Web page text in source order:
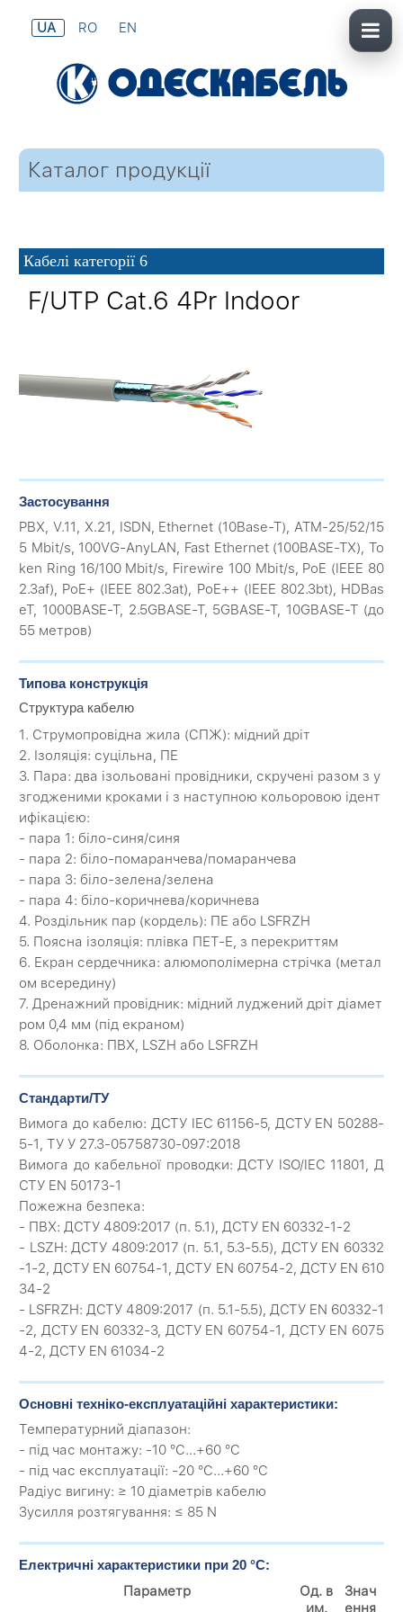
UA RO EN
Каталог продукції
Кабелі категорії 6
F/UTP Cat.6 4Pr Indoor
Застосування
PBX, V.11, X.21, ISDN, Ethernet (10Base-T), ATM-25/52/15
5 Mbit/s, 100VG-AnyLAN, Fast Ethernet (100BASE-TX), To
ken Ring 16/100 Mbit/s, Firewire 100 Mbit/s, PoE (IEEE 80
2.3af), PoE+ (IEEE 802.3at), PoE++ (IEEE 802.3bt), HDBas
eT, 1000BASE-T, 2.5GBASE-T, 5GBASE-T, 10GBASE-T (до
55 метров)
Типова конструкція
Структура кабелю
1. Струмопровідна жила (CПЖ): мідний дріт
2. Ізоляція: суцільна, ПЕ
3. Пара: два ізольовані провідники, скручені разом з у
згодженими кроками і з наступною кольоровою ідент
ифікацією:
- пара 1: біло-синя/синя
- пара 2: біло-помаранчева/помаранчева
- пара 3: біло-зелена/зелена
- пара 4: біло-коричнева/коричнева
4. Роздільник пар (кордель): ПЕ або LSFRZH
5. Поясна ізоляція: плівка ПЕТ-Е, з перекриттям
6. Екран сердечника: алюмополімерна стрічка (метал
ом всередину)
7. Дренажний провідник: мідний луджений дріт діамет
ром 0,4 мм (під екраном)
8. Оболонка: ПВХ, LSZH або LSFRZH
Стандарти/ТУ
Вимога до кабелю: ДСТУ IEC 61156-5, ДСТУ EN 50288-
5-1, ТУ У 27.3-05758730-097:2018
Вимога до кабельної проводки: ДСТУ ISO/IEC 11801, Д
СТУ EN 50173-1
Пожежна безпека:
- ПВХ: ДСТУ 4809:2017 (п. 5.1), ДСТУ EN 60332-1-2
- LSZH: ДСТУ 4809:2017 (п. 5.1, 5.3-5.5), ДСТУ EN 60332
-1-2, ДСТУ EN 60754-1, ДСТУ EN 60754-2, ДСТУ EN 610
34-2
- LSFRZH: ДСТУ 4809:2017 (п. 5.1-5.5), ДСТУ EN 60332-1
-2, ДСТУ EN 60332-3, ДСТУ EN 60754-1, ДСТУ EN 6075
4-2, ДСТУ EN 61034-2
Основні техніко-експлуатаційні характеристики:
Температурний діапазон:
- під час монтажу: -10 °C...+60 °C
- під час експлуатації: -20 °C...+60 °C
Радіус вигину: ≥ 10 діаметрів кабелю
Зусилля розтягування: ≤ 85 N
Електричні характеристики при 20 °C:
Параметр
Од. в
им.
Знач
ення